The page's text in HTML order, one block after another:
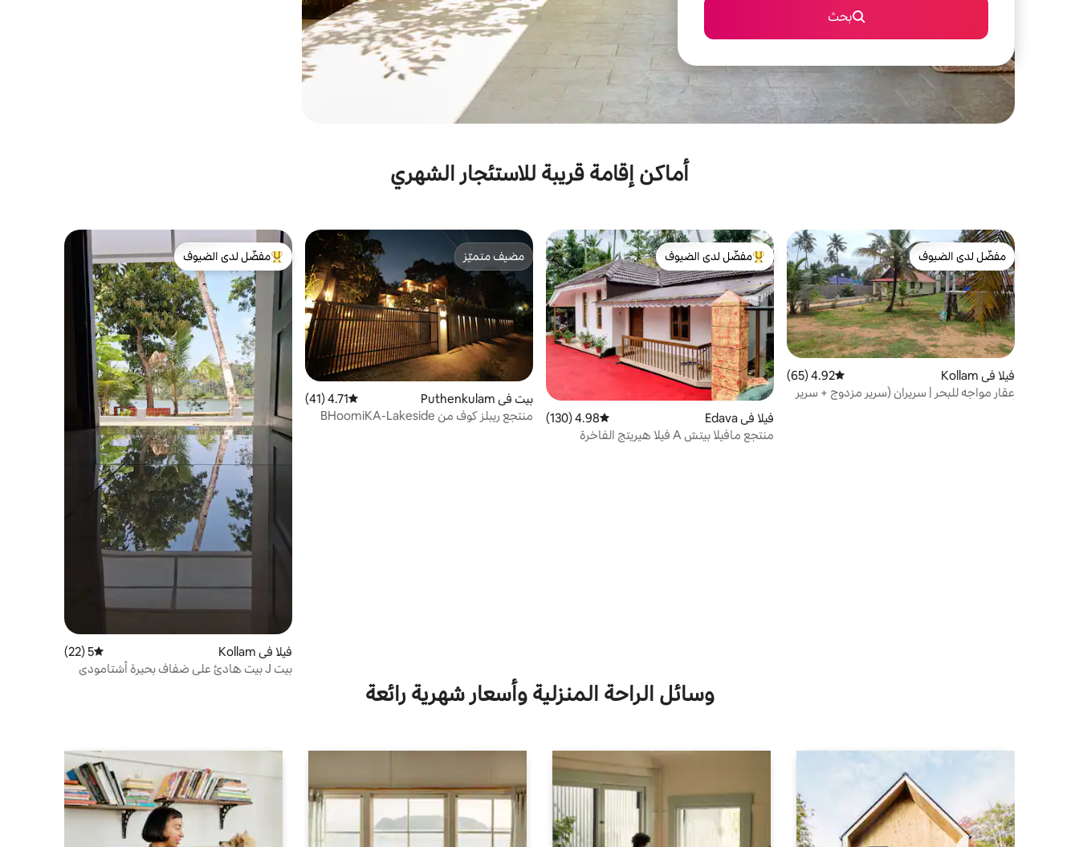
بحث
أماكن إقامة قريبة للاستئجار الشهري
مفضّل لدى الضيوف
مفضّل لدى الضيوف
فيلا في Kollam متوسط التقييم 4.92 من 5، 65 مراجعات
4.92 (65)
عقار مواجه للبحر | سريران (سرير مزدوج + سرير
من أبرز البيوت المفضّلة لدى الضيوف
مفضّل لدى الضيوف
فيلا في Edava متوسط التقييم 4.98 من 5، 130 مراجعات
4.98 (130)
منتجع مافيلا بيتش A فيلا هيريتج الفاخرة
مضيف متميّز
مضيف متميّز
بيت في Puthenkulam متوسط التقييم 4.71 من 5، 41 مراجعات
4.71 (41)
منتجع ريبلز كوف من BHoomiKA-Lakeside
من أبرز البيوت المفضّلة لدى الضيوف
مفضّل لدى الضيوف
فيلا في Kollam متوسط التقييم 5 من 5، 22 مراجعات
5 (22)
بيت J بيت هادئ على ضفاف بحيرة أشتامودي
وسائل الراحة المنزلية وأسعار شهرية رائعة